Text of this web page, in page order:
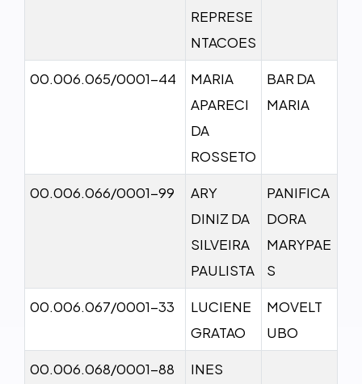
REPRESE
NTACOES
00.006.065/0001-44
MARIA
APARECI
DA
ROSSETO
BAR DA
MARIA
00.006.066/0001-99
ARY
DINIZ DA
SILVEIRA
PAULISTA
PANIFICA
DORA
MARYPAE
S
00.006.067/0001-33
LUCIENE
GRATAO
MOVELT
UBO
00.006.068/0001-88
INES